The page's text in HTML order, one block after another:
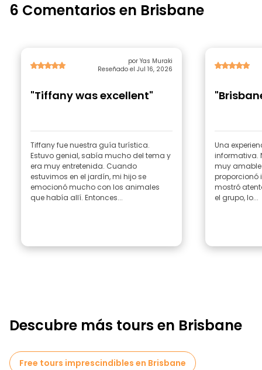
6 Comentarios en Brisbane
por Yas Muraki
Reseñado el Jul 16, 2026
"Tiffany was excellent"
Tiffany fue nuestra guía turística.
Estuvo genial, sabía mucho del tema y
era muy entretenida. Cuando
estuvimos en el jardín, mi hijo se
emocionó mucho con los animales
que había allí. Entonces...
Una
informativa.
muy amable
proporcionó
mostró
el grupo, lo...
Descubre más tours en Brisbane
Free tours imprescindibles en Brisbane